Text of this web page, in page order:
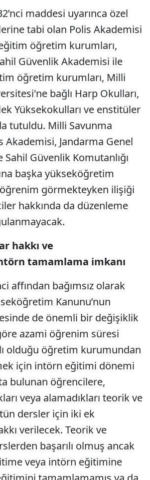
maddesi uyarınca özel
tabi olan Polis Akademisi
öğretim kurumları,
Güvenlik Akademisi ile
öğretim kurumları, Milli
bağlı Harp Okulları,
Yüksekokulları ve enstitüler
tutuldu. Milli Savunma
Akademisi, Jandarma Genel
Sahil Güvenlik Komutanlığı
başka yükseköğretim
görmekteyken ilişiği
hakkında da düzenleme
hakkı ve
tamamlama imkanı
affından bağımsız olarak
Kanunu’nun
de önemli bir değişiklik
azami öğrenim süresi
olduğu öğretim kurumundan
için intörn eğitimi dönemi
bulunan öğrencilere,
veya alamadıkları teorik ve
dersler için iki ek
verilecek. Teorik ve
başarılı olmuş ancak
veya intörn eğitimine